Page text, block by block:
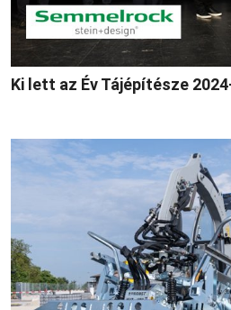
Ki lett az Év Tájépítésze